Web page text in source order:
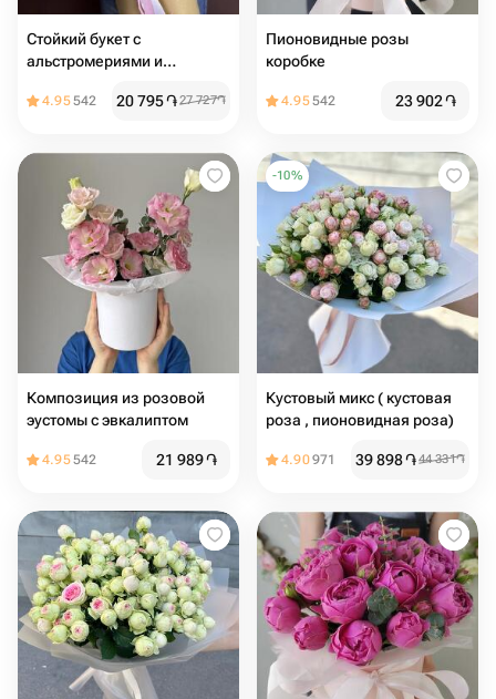
Стойкий букет с
альстромериями и
4.95542 20 795֏27 727֏
Пионовидные розы
коробке
4.95542 23 902֏
Композиция из розовой
эустомы с эвкалиптом
4.95542 21 989֏
-10%
Кустовый микс ( кустовая
роза , пионовидная роза)
4.90971 39 898֏44 331֏